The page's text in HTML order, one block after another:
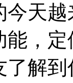
天
能，
解